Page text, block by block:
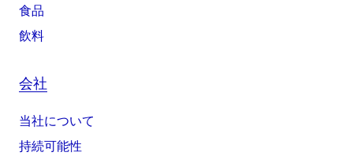
食品
飲料
会社
当社について
持続可能性